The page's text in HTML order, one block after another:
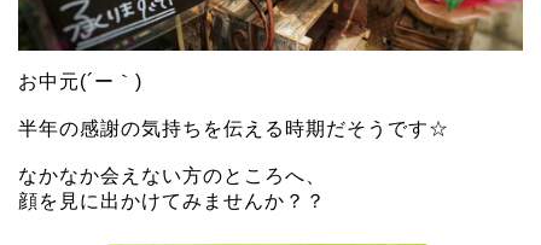
お中元(´ー｀)
半年の感謝の気持ちを伝える時期だそうです☆
なかなか会えない方のところへ、
顔を見に出かけてみませんか？？